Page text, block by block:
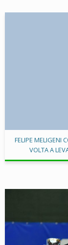
FELIPE MELIGENI
VOLTA A